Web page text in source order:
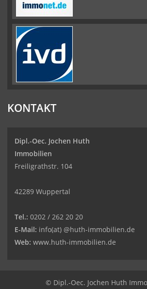
KONTAKT
Dipl.-Oec. Jochen Huth
Immobilien
Freiligrathstr. 104
42289 Wuppertal
Tel.: 0202 / 262 20 20
E-Mail: info(at) @huth-immobilien.de
Web: www.huth-immobilien.de
© Dipl.-Oec. Jochen Huth